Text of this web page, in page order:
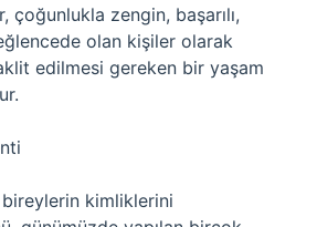
çoğunlukla zengin, başarılı,
olan kişiler olarak
edilmesi gereken bir yaşam
bireylerin kimliklerini